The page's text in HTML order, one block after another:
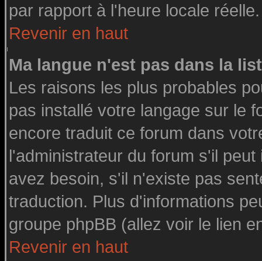
par rapport à l'heure locale réelle.
Revenir en haut
Ma langue n'est pas dans la
Les raisons les plus probables
pas installé votre langage sur le
encore traduit ce forum dans
l'administrateur du forum s'il
avez besoin, s'il n'existe pas
traduction. Plus d'informations
groupe phpBB (allez voir le lien
Revenir en haut